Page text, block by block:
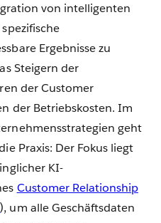
von intelligenten
Ergebnisse zu
Steigern der
der Customer
der Betriebskosten. Im
geht
Praxis: Der Fokus liegt
KI-
Customer Relationship
), um alle Geschäftsdaten